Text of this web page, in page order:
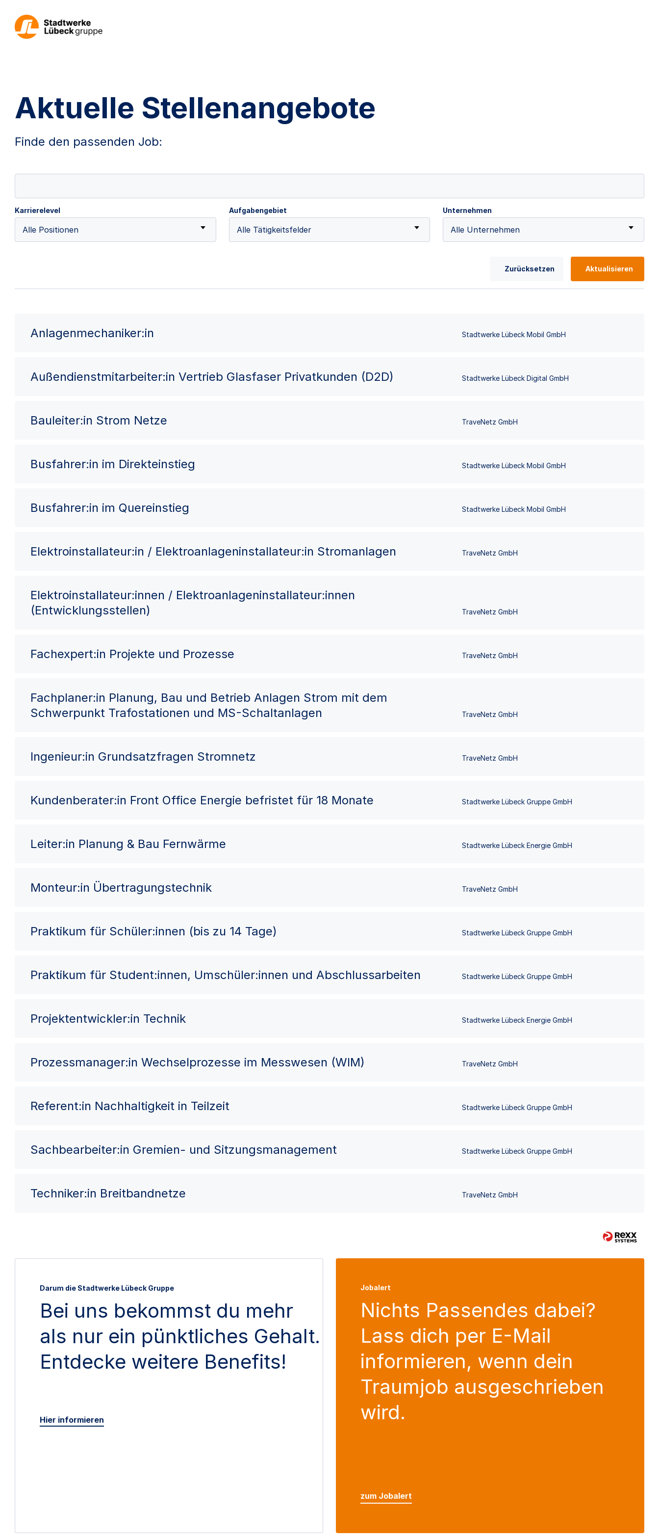
Aktuelle Stellenangebote
Finde den passenden Job:
Karrierelevel
Alle Positionen
Aufgabengebiet
Alle Tätigkeitsfelder
Unternehmen
Alle Unternehmen
Zurücksetzen Aktualisieren
Anlagenmechaniker:in Stadtwerke Lübeck Mobil GmbH
Außendienstmitarbeiter:in Vertrieb Glasfaser Privatkunden (D2D) Stadtwerke Lübeck Digital GmbH
Bauleiter:in Strom Netze TraveNetz GmbH
Busfahrer:in im Direkteinstieg Stadtwerke Lübeck Mobil GmbH
Busfahrer:in im Quereinstieg Stadtwerke Lübeck Mobil GmbH
Elektroinstallateur:in / Elektroanlageninstallateur:in Stromanlagen TraveNetz GmbH
Elektroinstallateur:innen / Elektroanlageninstallateur:innen
(Entwicklungsstellen)
TraveNetz GmbH
Fachexpert:in Projekte und Prozesse TraveNetz GmbH
Fachplaner:in Planung, Bau und Betrieb Anlagen Strom mit dem
Schwerpunkt Trafostationen und MS-Schaltanlagen
TraveNetz GmbH
Ingenieur:in Grundsatzfragen Stromnetz TraveNetz GmbH
Kundenberater:in Front Office Energie befristet für 18 Monate Stadtwerke Lübeck Gruppe GmbH
Leiter:in Planung & Bau Fernwärme Stadtwerke Lübeck Energie GmbH
Monteur:in Übertragungstechnik TraveNetz GmbH
Praktikum für Schüler:innen (bis zu 14 Tage) Stadtwerke Lübeck Gruppe GmbH
Praktikum für Student:innen, Umschüler:innen und Abschlussarbeiten Stadtwerke Lübeck Gruppe GmbH
Projektentwickler:in Technik Stadtwerke Lübeck Energie GmbH
Prozessmanager:in Wechselprozesse im Messwesen (WIM) TraveNetz GmbH
Referent:in Nachhaltigkeit in Teilzeit Stadtwerke Lübeck Gruppe GmbH
Sachbearbeiter:in Gremien- und Sitzungsmanagement Stadtwerke Lübeck Gruppe GmbH
Techniker:in Breitbandnetze TraveNetz GmbH
Darum die Stadtwerke Lübeck Gruppe
Bei uns bekommst du mehr
als nur ein pünktliches Gehalt.
Entdecke weitere Benefits!
Hier informieren
Jobalert
Nichts Passendes dabei?
Lass dich per E-Mail
informieren, wenn dein
Traumjob ausgeschrieben
wird.
zum Jobalert